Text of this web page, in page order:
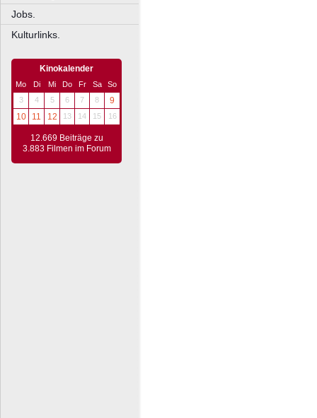
Jobs.
Kulturlinks.
Kinokalender
Mo Di Mi Do Fr Sa
So
3
4 5 6 7 8
9
10
11 12 13 14 15 16
12.669 Beiträge zu
3.883 Filmen im Forum